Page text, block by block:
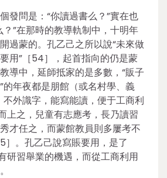
發問是：“你讀過書么？”實在也
”在那時的教導軌制中，十明年
過蒙的。孔乙己之所以說“未來做
用”［54］，起首指向的仍是蒙
導中，延師抵家的是多數，“販子
的年夜都是朋館（或名村學、義
不外識字，能寫能讀，便于工商利
上之，兒童有志應考，長乃讀習
才任之，而蒙館教員則多屢考不
］。孔乙己說寫賬要用，是了
研習舉業的機遇，而從工商利用